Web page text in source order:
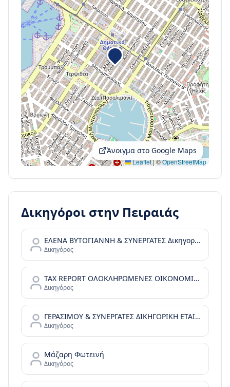
Leaflet|©OpenStreetMap
Άνοιγμα στο Google Maps
Δικηγόροι στην Πειραιάς
ΕΛΕΝΑ ΒΥΤΟΓΙΑΝΝΗ & ΣΥΝΕΡΓΑΤΕΣ Δικηγορικές Υπηρεσίες
Δικηγόρος
TAX REPORT ΟΛΟΚΛΗΡΩΜΕΝΕΣ ΟΙΚΟΝΟΜΙΚΕΣ ΛΥΣΕΙΣ Ι.Κ.Ε.
Δικηγόρος
ΓΕΡΑΣΙΜΟΥ & ΣΥΝΕΡΓΑΤΕΣ ΔΙΚΗΓΟΡΙΚΗ ΕΤΑΙΡΕΙΑ
Δικηγόρος
Μάζαρη Φωτεινή
Δικηγόρος